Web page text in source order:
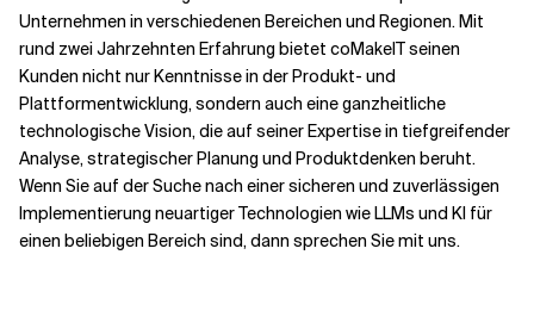
Unternehmen in verschiedenen Bereichen und Regionen. Mit
rund zwei Jahrzehnten Erfahrung bietet coMakeIT seinen
Kunden nicht nur Kenntnisse in der Produkt- und
Plattformentwicklung, sondern auch eine ganzheitliche
technologische Vision, die auf seiner Expertise in tiefgreifender
Analyse, strategischer Planung und Produktdenken beruht.
Wenn Sie auf der Suche nach einer sicheren und zuverlässigen
Implementierung neuartiger Technologien wie LLMs und KI für
einen beliebigen Bereich sind, dann sprechen Sie mit uns.